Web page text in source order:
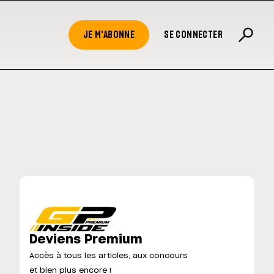
JE M'ABONNE SE CONNECTER
Deviens Premium
Accès à tous les articles, aux concours
et bien plus encore !